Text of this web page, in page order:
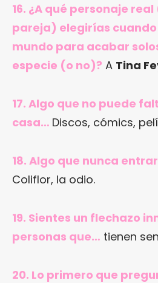
16. ¿A qué personaje
pareja) elegirías
mundo para acabar
especie (o no)? A Tina
17. Algo que no puede
casa… Discos, cómics,
18. Algo que nunca
Coliflor, la odio.
19. Sientes un flechazo
personas que… tienen
20. Lo primero que